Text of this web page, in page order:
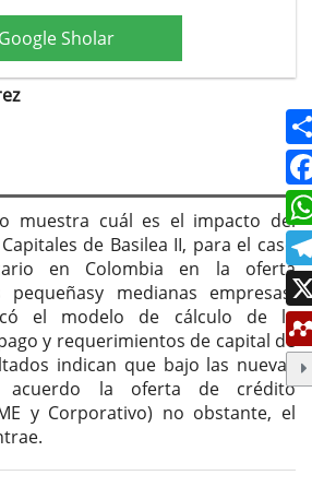
Sholar
muestra cuál es el impacto del
de Basilea II, para el caso
en Colombia en la oferta
medianas empresas.
el modelo de cálculo de la
y requerimientos de capital de
indican que bajo las nuevas
acuerdo la oferta de crédito
y Corporativo) no obstante, el